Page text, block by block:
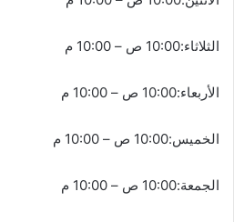
الثلاثاء:10:00 ص – 10:00 م
الأربعاء:10:00 ص – 10:00 م
الخميس:10:00 ص – 10:00 م
الجمعة:10:00 ص – 10:00 م